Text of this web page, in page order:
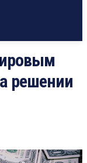
решении